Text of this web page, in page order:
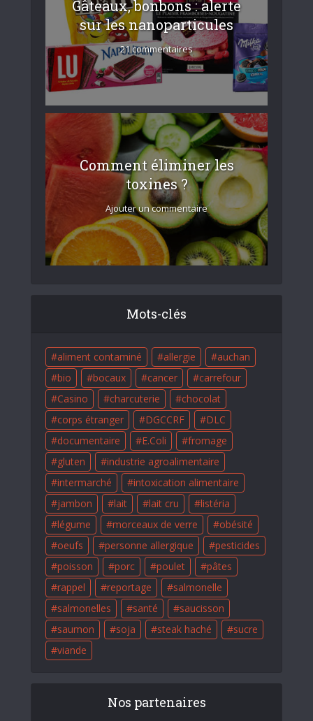
Gâteaux, bonbons : alerte
sur les nanoparticules
21 commentaires
Comment éliminer les
toxines ?
Ajouter un commentaire
Mots-clés
aliment contaminé allergie
auchan
bio
bocaux cancer
carrefour
Casino
charcuterie
chocolat
corps étranger
DGCCRF
DLC
documentaire
E.Coli
fromage
gluten
industrie agroalimentaire
intermarché
intoxication alimentaire
jambon
lait lait cru
listéria
légume
morceaux de verre
obésité
oeufs
personne allergique
pesticides
poisson
porc poulet
pâtes
rappel
reportage
salmonelle
salmonelles
santé
saucisson
saumon
soja steak haché
sucre
viande
Nos partenaires